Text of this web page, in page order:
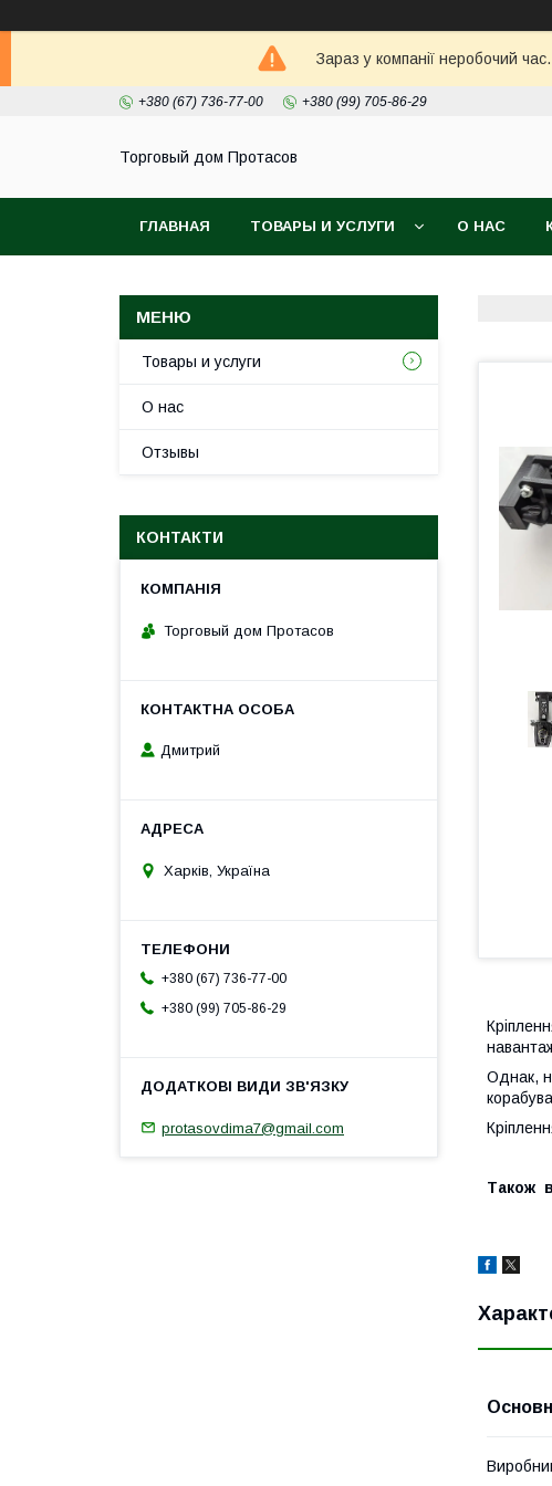
Зараз у компанії неробочий
+380 (67) 736-77-00 +380 (99) 705-86-29
Торговый дом Протасов
ГЛАВНАЯ ТОВАРЫ И УСЛУГИ О НАС
Однак,
Також
Товары и услуги
О нас
Отзывы
КОНТАКТИ
Торговый дом Протасов
Дмитрий
Харків, Україна
+380 (67) 736-77-00
+380 (99) 705-86-29
protasovdima7@gmail.com